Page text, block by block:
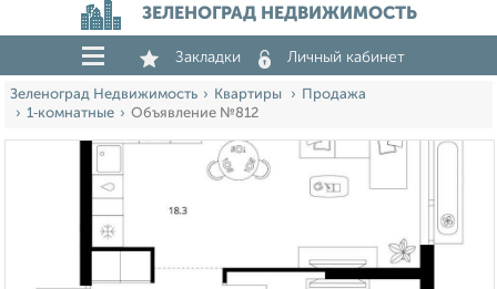
ЗЕЛЕНОГРАД НЕДВИЖИМОСТЬ
Закладки Личный кабинет
Зеленоград Недвижимость Квартиры
Продажа
1‑комнатные
Объявление №812